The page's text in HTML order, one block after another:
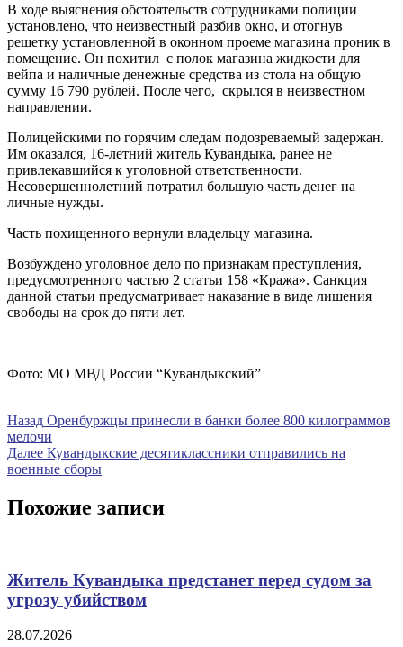
В ходе выяснения обстоятельств сотрудниками полиции
установлено, что неизвестный разбив окно, и отогнув
решетку установленной в оконном проеме магазина проник в
помещение. Он похитил с полок магазина жидкости для
вейпа и наличные денежные средства из стола на общую
сумму 16 790 рублей. После чего, скрылся в неизвестном
направлении.
Полицейскими по горячим следам подозреваемый задержан.
Им оказался, 16-летний житель Кувандыка, ранее не
привлекавшийся к уголовной ответственности.
Несовершеннолетний потратил большую часть денег на
личные нужды.
Часть похищенного вернули владельцу магазина.
Возбуждено уголовное дело по признакам преступления,
предусмотренного частью 2 статьи 158 «Кража». Санкция
данной статьи предусматривает наказание в виде лишения
свободы на срок до пяти лет.
Фото: МО МВД России “Кувандыкский”
Навигация
по
записям
Назад Предыдущая
запись
Оренбуржцы принесли в банки более 800 килограммов
мелочи
Далее Следующая
запись
Кувандыкские десятиклассники отправились на
военные сборы
Похожие записи
Житель Кувандыка предстанет перед судом за
угрозу убийством
28.07.2026